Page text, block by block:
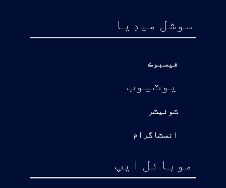
سوشل ميڊيا
فيسبوڪ
يوٽيوب
ٽوئيٽر
انسٽاگرام
موبائل ايپ